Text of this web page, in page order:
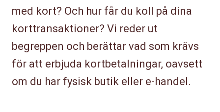
med kort? Och hur får du koll på dina
korttransaktioner? Vi reder ut
begreppen och berättar vad som krävs
för att erbjuda kortbetalningar, oavsett
om du har fysisk butik eller e-handel.